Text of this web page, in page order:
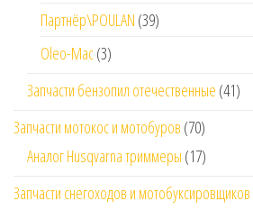
Партнёр\POULAN (39)
Oleo-Mac(3)
Запчасти бензопил отечественные (41)
Запчасти мотокос и мотобуров (70)
Аналог Husqvarna триммеры (17)
Запчасти снегоходов и мотобуксировщиков